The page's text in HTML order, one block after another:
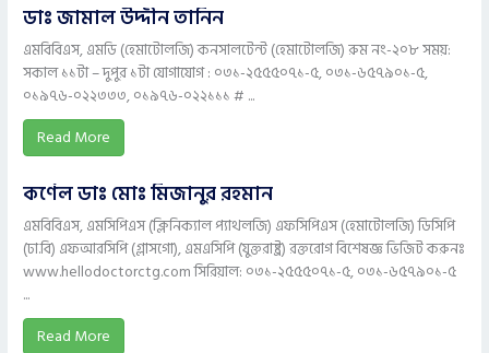
ডাঃ জামাল উদ্দীন তানিন
এমবিবিএস, এমডি (হেমাটোলজি) কনসালটেন্ট (হেমাটোলজি) রুম নং-২০৮ সময়:
সকাল ১১টা – দুপুর ১টা যোগাযোগ : ০৩১-২৫৫৫০৭১-৫, ০৩১-৬৫৭৯০১-৫,
০১৯৭৬-০২২৩৩৩, ০১৯৭৬-০২২১১১ # ...
Read More
কর্ণেল ডাঃ মোঃ মিজানুর রহমান
এমবিবিএস, এমসিপিএস (ক্লিনিক্যাল প্যাথলজি) এফসিপিএস (হেমাটোলজি) ডিসিপি
(ঢা.বি) এফআরসিপি (গ্লাসগো), এমএসিপি (যুক্তরাষ্ট্র) রক্তরোগ বিশেষজ্ঞ ভিজিট করুনঃ
www.hellodoctorctg.com সিরিয়াল: ০৩১-২৫৫৫০৭১-৫, ০৩১-৬৫৭৯০১-৫
...
Read More